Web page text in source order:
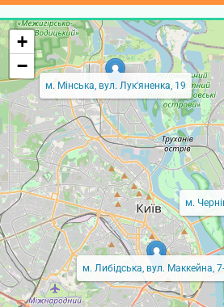
м. Мінська, вул. Лук'яненка, 19
м. Либідська, вул. Маккейна,
м.
+
−